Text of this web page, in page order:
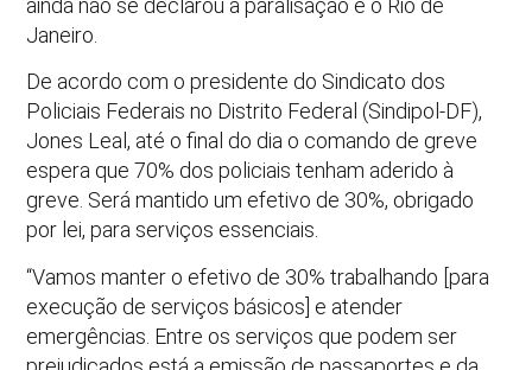
ainda não se declarou a paralisação é o Rio de
Janeiro.
De acordo com o presidente do Sindicato dos
Policiais Federais no Distrito Federal (Sindipol-DF),
Jones Leal, até o final do dia o comando de greve
espera que 70% dos policiais tenham aderido à
greve. Será mantido um efetivo de 30%, obrigado
por lei, para serviços essenciais.
“Vamos manter o efetivo de 30% trabalhando [para
execução de serviços básicos] e atender
emergências. Entre os serviços que podem ser